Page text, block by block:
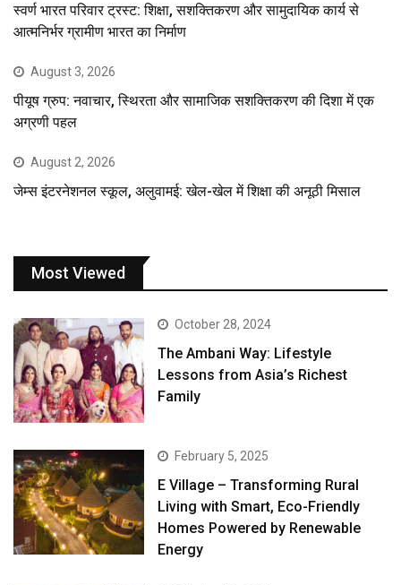
स्वर्ण भारत परिवार ट्रस्ट: शिक्षा, सशक्तिकरण और सामुदायिक कार्य से
आत्मनिर्भर ग्रामीण भारत का निर्माण
August 3, 2026
पीयूष ग्रुप: नवाचार, स्थिरता और सामाजिक सशक्तिकरण की दिशा में एक
अग्रणी पहल
August 2, 2026
जेम्स इंटरनेशनल स्कूल, अलुवामई: खेल-खेल में शिक्षा की अनूठी मिसाल
Most Viewed
October 28, 2024
The Ambani Way: Lifestyle
Lessons from Asia’s Richest
Family
February 5, 2025
E Village – Transforming Rural
Living with Smart, Eco-Friendly
Homes Powered by Renewable
Energy